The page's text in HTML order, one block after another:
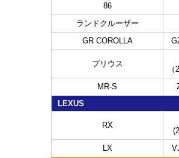
86
ランドクルーザー
GR COROLLA
プリウス
MR-S
LEXUS
RX
LX